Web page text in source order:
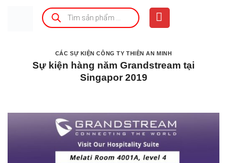
Tìm
kiếm
sản
phẩm
CÁC SỰ KIỆN CÔNG TY THIÊN AN MINH
Sự kiện hàng năm Grandstream tại
Singapor 2019